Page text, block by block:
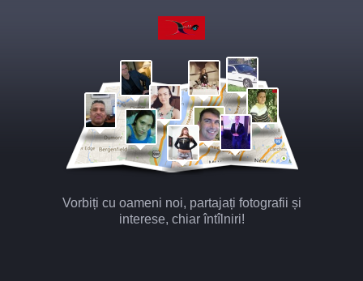
Vorbiți cu oameni noi, partajați fotografii și
interese, chiar întîlniri!